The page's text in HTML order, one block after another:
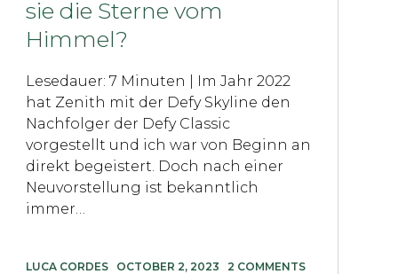
sie die Sterne vom
Himmel?
Lesedauer: 7 Minuten | Im Jahr 2022
hat Zenith mit der Defy Skyline den
Nachfolger der Defy Classic
vorgestellt und ich war von Beginn an
direkt begeistert. Doch nach einer
Neuvorstellung ist bekanntlich
immer…
LUCA CORDES OCTOBER 2, 2023 2 COMMENTS